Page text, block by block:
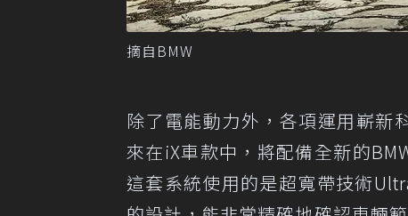
摘自BMW
除了電能動力外，各項運用嶄新
來在iX車款中，將配備全新的
這套系統使用的是超寬帶技術